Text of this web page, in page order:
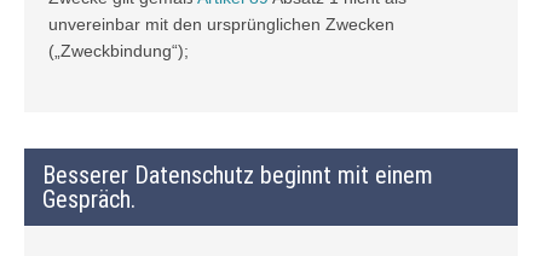
unvereinbar mit den ursprünglichen Zwecken
(„Zweckbindung“);
Besserer Datenschutz beginnt mit einem
Gespräch.